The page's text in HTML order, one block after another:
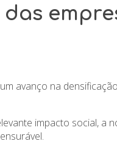
avanço na
impacto social, a